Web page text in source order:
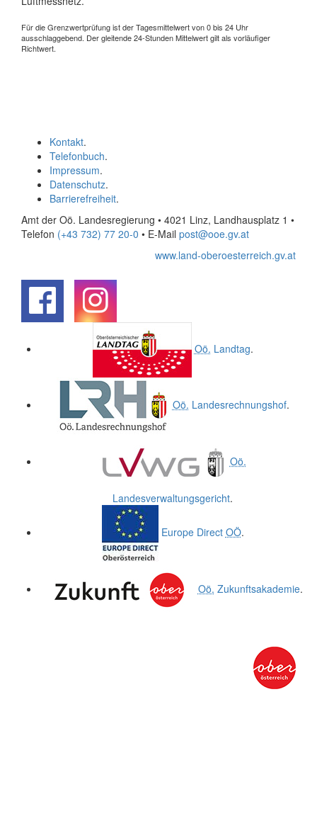
Für die Grenzwertprüfung ist der Tagesmittelwert von 0 bis 24 Uhr
ausschlaggebend. Der gleitende 24-Stunden Mittelwert gilt als vorläufiger
Richtwert.
Kontakt.
Telefonbuch.
Impressum.
Datenschutz.
Barrierefreiheit.
Amt der Oö. Landesregierung • 4021 Linz, Landhausplatz 1 •
Telefon (+43 732) 77 20-0 • E-Mail post@ooe.gv.at
www.land-oberoesterreich.gv.at
Oö. Landtag.
Oö. Landesrechnungshof.
Oö.
Landesverwaltungsgericht.
Europe Direct OÖ.
Oö. Zukunftsakademie.